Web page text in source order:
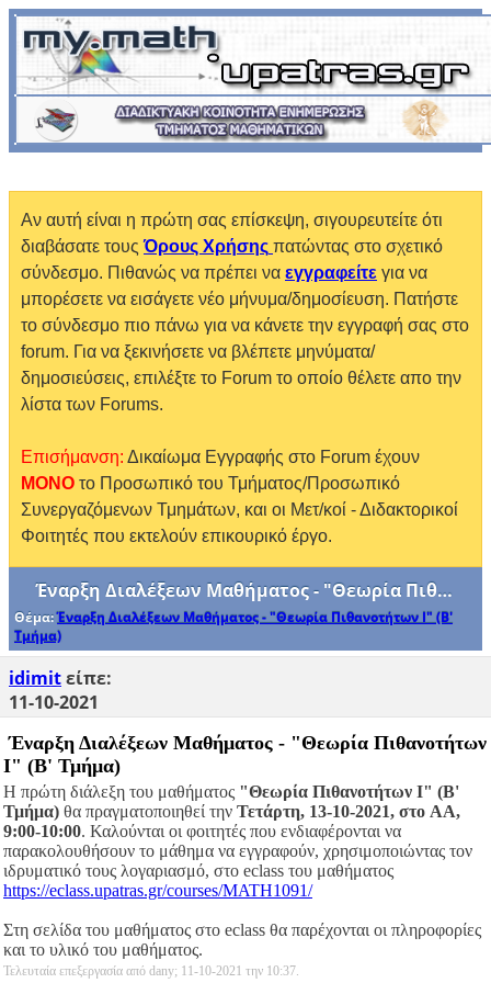
Αν αυτή είναι η πρώτη σας επίσκεψη, σιγουρευτείτε ότι
διαβάσατε τουςΌρους Χρήσης πατώντας στο σχετικό
σύνδεσμο. Πιθανώς να πρέπει να εγγραφείτε για να
μπορέσετε να εισάγετε νέο μήνυμα/δημοσίευση. Πατήστε
το σύνδεσμο πιο πάνω για να κάνετε την εγγραφή σας στο
forum. Για να ξεκινήσετε να βλέπετε μηνύματα/
δημοσιεύσεις, επιλέξτε το Forum το οποίο θέλετε απο την
λίστα των Forums.
Επισήμανση: Δικαίωμα Εγγραφής στο Forum έχουν
MONO το Προσωπικό του Τμήματος/Προσωπικό
Συνεργαζόμενων Τμημάτων, και οι Μετ/κοί - Διδακτορικοί
Φοιτητές που εκτελούν επικουρικό έργο.
Έναρξη Διαλέξεων Μαθήματος - "Θεωρία Πιθανοτήτων Ι" (B' Τμήμα)
Θέμα:Έναρξη Διαλέξεων Μαθήματος - "Θεωρία Πιθανοτήτων Ι" (B'
Τμήμα)
idimitείπε:
11-10-2021
Έναρξη Διαλέξεων Μαθήματος - "Θεωρία Πιθανοτήτων
Ι" (B' Τμήμα)
Η πρώτη διάλεξη του μαθήματος "Θεωρία Πιθανοτήτων Ι" (B'
Τμήμα) θα πραγματοποιηθεί την Τετάρτη, 13-10-2021, στο AA,
9:00-10:00. Καλούνται οι φοιτητές που ενδιαφέρονται να
παρακολουθήσουν το μάθημα να εγγραφούν, χρησιμοποιώντας τον
ιδρυματικό τους λογαριασμό, στο eclass του μαθήματος
https://eclass.upatras.gr/courses/MATH1091/
Στη σελίδα του μαθήματος στο eclass θα παρέχονται οι πληροφορίες
και το υλικό του μαθήματος.
Τελευταία επεξεργασία από dany; 11-10-2021 την 10:37.